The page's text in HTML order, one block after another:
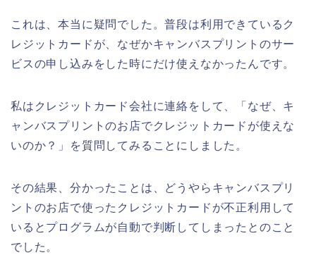
これは、本当に疑問でした。普段は利用できているク
レジットカードが、なぜかキャンバスプリントのサー
ビスの申し込みをした時にだけ使えなかったんです。
私はクレジットカード会社に連絡をして、「なぜ、キ
ャンバスプリントのお店でクレジットカードが使えな
いのか？」を質問してみることにしました。
その結果、分かったことは、どうやらキャンバスプリ
ントのお店で使ったクレジットカードが不正利用して
いるとプログラムが自動で判断してしまったとのこと
でした。